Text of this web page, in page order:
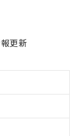
更新